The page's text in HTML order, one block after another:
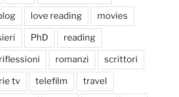
love reading movies
PhD reading
riflessioni romanzi scrittori
tv telefilm travel